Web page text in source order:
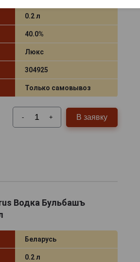
0.2 л
40.0%
Люкс
304925
Только самовывоз
- + В заявку
Водка Бульбашъ
Беларусь
0.2 л